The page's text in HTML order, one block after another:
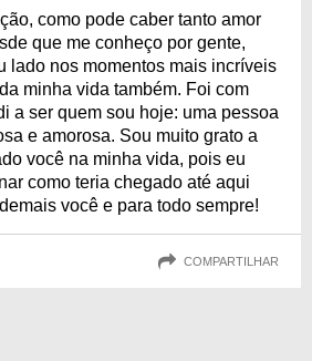
como pode caber tanto amor
que me conheço por gente,
lado nos momentos mais incríveis
minha vida também. Foi com
a ser quem sou hoje: uma pessoa
e amorosa. Sou muito grato a
você na minha vida, pois eu
como teria chegado até aqui
você e para todo sempre!
COMPARTILHAR